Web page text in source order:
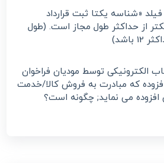
«شناسه یکتا ثبت قرارداد
از حداکثر طول مجاز است. (طول
الکترونیکی توسط مودیان فراخوان
که مبادرت به فروش کالا/خدمت
می نماید; چگونه است؟